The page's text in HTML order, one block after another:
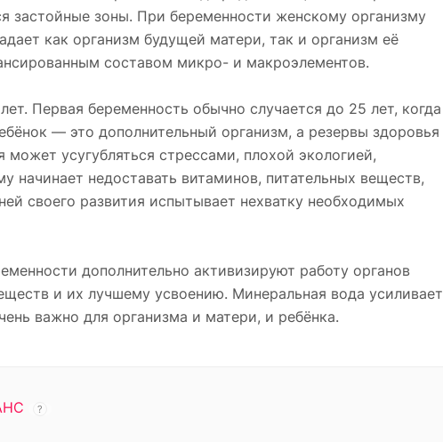
застойные зоны. При беременности женскому организму
как организм будущей матери, так и организм её
составом микро- и макроэлементов.
Первая беременность обычно случается до 25 лет, когда
— это дополнительный организм, а резервы здоровья
усугубляться стрессами, плохой экологией,
начинает недоставать витаминов, питательных веществ,
своего развития испытывает нехватку необходимых
дополнительно активизируют работу органов
и их лучшему усвоению. Минеральная вода усиливает
важно для организма и матери, и ребёнка.
?